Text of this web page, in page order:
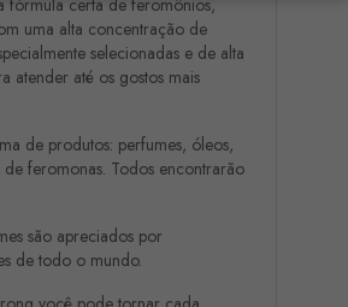
fórmula certa de feromônios,
uma alta concentração de
selecionadas e de alta
atender até os gostos mais
de produtos: perfumes, óleos,
feromonas. Todos encontrarão
são apreciados por
de todo o mundo.